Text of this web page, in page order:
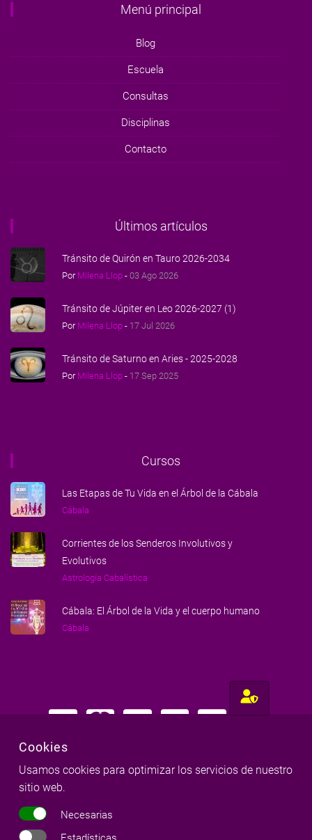
Menú principal
Blog
Escuela
Consultas
Disciplinas
Contacto
Últimos artículos
Tránsito de Quirón en Tauro 2026-2034
Por Milena Llop - 03 Ago 2026
Tránsito de Júpiter en Leo 2026-2027 (1)
Por Milena Llop - 17 Jul 2026
Tránsito de Saturno en Aries - 2025-2028
Por Milena Llop - 17 Sep 2025
Cursos
Las Etapas de Tu Vida en el Árbol de la Cábala
Cábala
Corrientes de los Senderos Involutivos y
Evolutivos
Astrología Cabalística
Cábala: El Árbol de la Vida y el cuerpo humano
Cábala
Hecho con amor para gente amorosa
Copyright©2026
Cookies
Usamos cookies para optimizar los servicios de nuestro
sitio web.
Necesarias